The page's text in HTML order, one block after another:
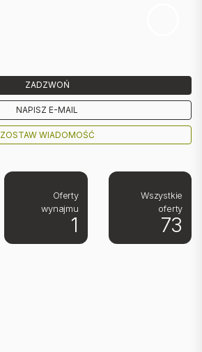
ZADZWOŃ
NAPISZ E-MAIL
ZOSTAW WIADOMOŚĆ
Oferty
wynajmu
1
Wszystkie
oferty
73